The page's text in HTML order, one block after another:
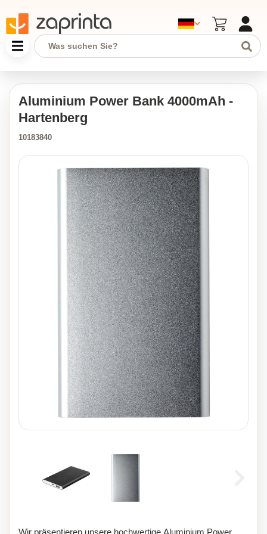
Aluminium Power Bank 4000mAh -
Hartenberg
10183840
Wir präsentieren unsere hochwertige Aluminium Power